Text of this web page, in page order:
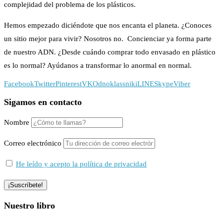
complejidad del problema de los plásticos.
Hemos empezado diciéndote que nos encanta el planeta. ¿Conoces
un sitio mejor para vivir? Nosotros no. Concienciar ya forma parte
de nuestro ADN. ¿Desde cuándo comprar todo envasado en plástico
es lo normal? Ayúdanos a transformar lo anormal en normal.
FacebookTwitterPinterestVKOdnoklassnikiLINESkypeViber
Sigamos en contacto
Nombre
Correo electrónico
He leído y acepto la política de privacidad
Nuestro libro